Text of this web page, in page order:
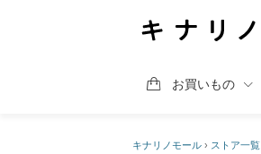
お買いもの
キナリノモール › ストア一覧